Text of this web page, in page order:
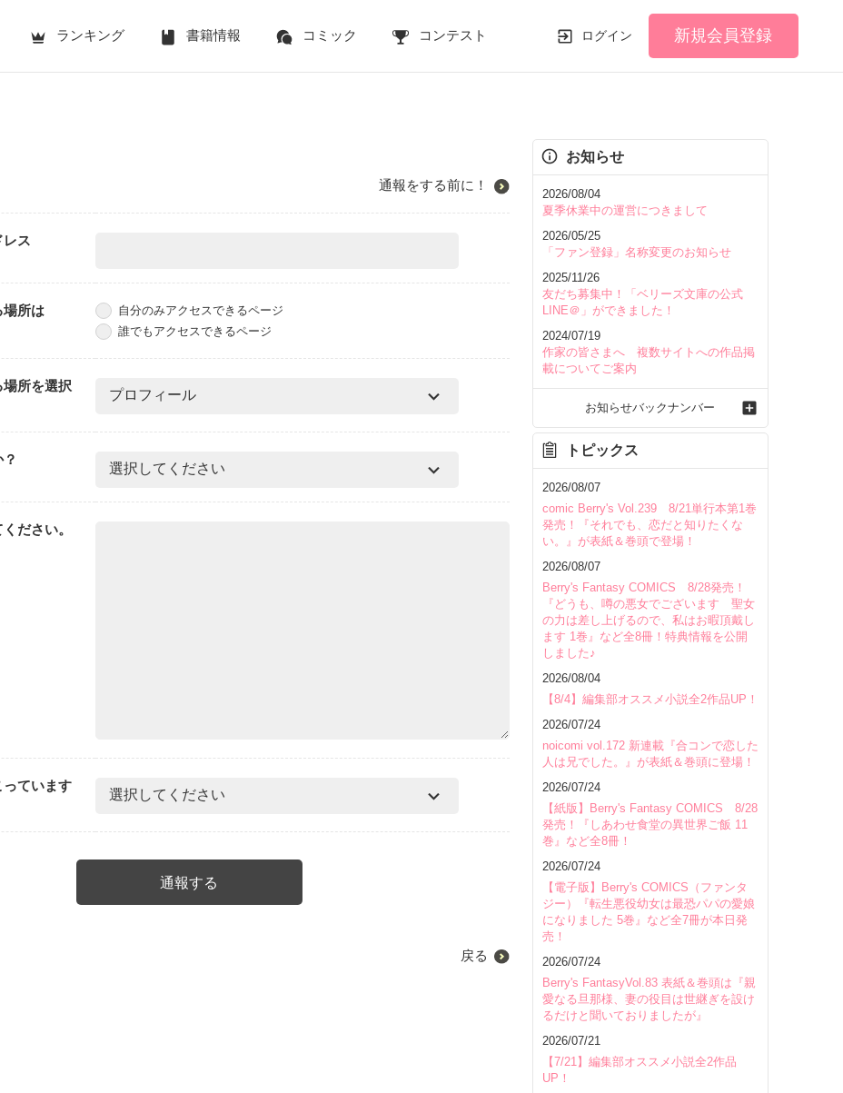
ランキング 書籍情報 コミック コンテスト ログイン 新規会員登録
通報をする前に！
レス
場所は
自分のみアクセスできるページ
誰でもアクセスできるページ
所を選択
ださい。
っています
戻る
お知らせ
2026/08/04
夏季休業中の運営につきまして
2026/05/25
「ファン登録」名称変更のお知らせ
2025/11/26
友だち募集中！「ベリーズ文庫の公式
LINE＠」ができました！
2024/07/19
作家の皆さまへ 複数サイトへの作品掲
載についてご案内
お知らせバックナンバー
トピックス
2026/08/07
comic Berry's Vol.239 8/21単行本第1巻
発売！『それでも、恋だと知りたくな
い。』が表紙＆巻頭で登場！
2026/08/07
Berry's Fantasy COMICS 8/28発売！
『どうも、噂の悪女でございます 聖女
の力は差し上げるので、私はお暇頂戴し
ます 1巻』など全8冊！特典情報を公開
しました♪
2026/08/04
【8/4】編集部オススメ小説全2作品UP！
2026/07/24
noicomi vol.172 新連載『合コンで恋した
人は兄でした。』が表紙＆巻頭に登場！
2026/07/24
【紙版】Berry's Fantasy COMICS 8/28
発売！『しあわせ食堂の異世界ご飯 11
巻』など全8冊！
2026/07/24
【電子版】Berry's COMICS（ファンタ
ジー）『転生悪役幼女は最恐パパの愛娘
になりました 5巻』など全7冊が本日発
売！
2026/07/24
Berry's FantasyVol.83 表紙＆巻頭は『親
愛なる旦那様、妻の役目は世継ぎを設け
るだけと聞いておりましたが』
2026/07/21
【7/21】編集部オススメ小説全2作品
UP！